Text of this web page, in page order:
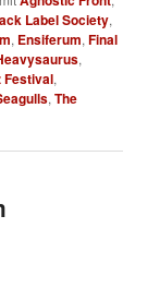
Label Society,
, Ensiferum,Final
,
Festival,
,The